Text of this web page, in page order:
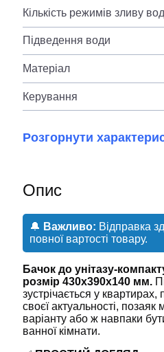
Кількість режимів зливу
Підведення води
Матеріал
Керування
Розгорнути
Опис
🔔 Важливо: Відправка
повної вартості товару.
Бачок до унітазу-
розмір 430x390x140 мм.
зустрічається у
своєї актуальності,
варіанту або ж навпаки
ванної кімнати.